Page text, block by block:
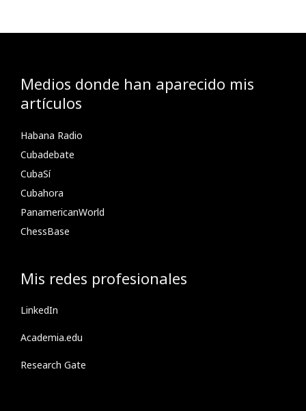
Medios donde han aparecido mis
artículos
Habana Radio
Cubadebate
CubaSí
Cubahora
PanamericanWorld
ChessBase
Mis redes profesionales
LinkedIn
Academia.edu
Research Gate